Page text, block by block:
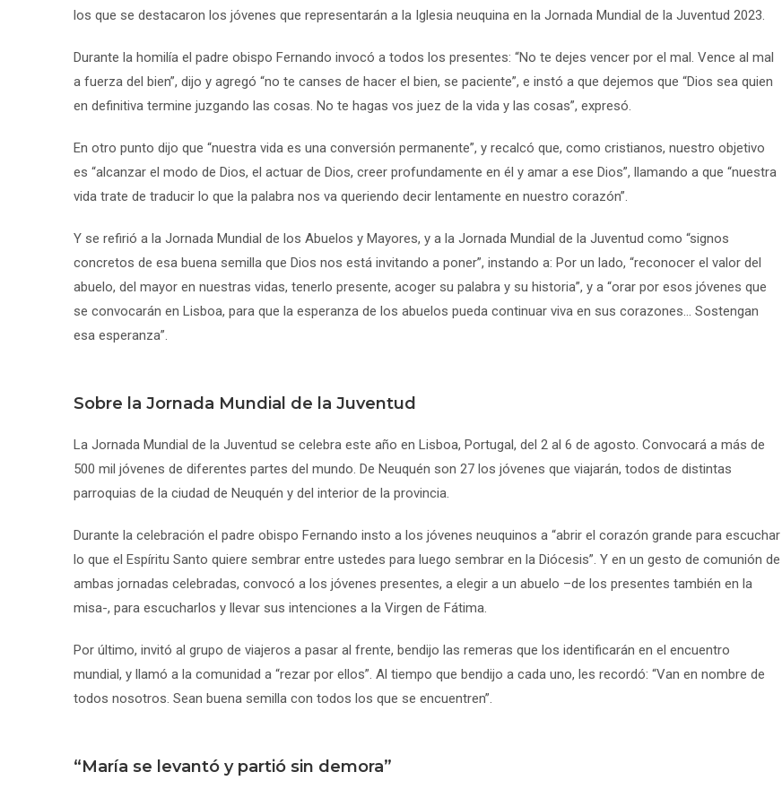
los que se destacaron los jóvenes que representarán a la Iglesia neuquina en la Jornada Mundial de la Juventud 2023.
Durante la homilía el padre obispo Fernando invocó a todos los presentes: “No te dejes vencer por el mal. Vence al mal
a fuerza del bien”, dijo y agregó “no te canses de hacer el bien, se paciente”, e instó a que dejemos que “Dios sea quien
en definitiva termine juzgando las cosas. No te hagas vos juez de la vida y las cosas”, expresó.
En otro punto dijo que “nuestra vida es una conversión permanente”, y recalcó que, como cristianos, nuestro objetivo
es “alcanzar el modo de Dios, el actuar de Dios, creer profundamente en él y amar a ese Dios”, llamando a que “nuestra
vida trate de traducir lo que la palabra nos va queriendo decir lentamente en nuestro corazón”.
Y se refirió a la Jornada Mundial de los Abuelos y Mayores, y a la Jornada Mundial de la Juventud como “signos
concretos de esa buena semilla que Dios nos está invitando a poner”, instando a: Por un lado, “reconocer el valor del
abuelo, del mayor en nuestras vidas, tenerlo presente, acoger su palabra y su historia”, y a “orar por esos jóvenes que
se convocarán en Lisboa, para que la esperanza de los abuelos pueda continuar viva en sus corazones… Sostengan
esa esperanza”.
Sobre la Jornada Mundial de la Juventud
La Jornada Mundial de la Juventud se celebra este año en Lisboa, Portugal, del 2 al 6 de agosto. Convocará a más de
500 mil jóvenes de diferentes partes del mundo. De Neuquén son 27 los jóvenes que viajarán, todos de distintas
parroquias de la ciudad de Neuquén y del interior de la provincia.
Durante la celebración el padre obispo Fernando insto a los jóvenes neuquinos a “abrir el corazón grande para escuchar
lo que el Espíritu Santo quiere sembrar entre ustedes para luego sembrar en la Diócesis”. Y en un gesto de comunión de
ambas jornadas celebradas, convocó a los jóvenes presentes, a elegir a un abuelo –de los presentes también en la
misa-, para escucharlos y llevar sus intenciones a la Virgen de Fátima.
Por último, invitó al grupo de viajeros a pasar al frente, bendijo las remeras que los identificarán en el encuentro
mundial, y llamó a la comunidad a “rezar por ellos”. Al tiempo que bendijo a cada uno, les recordó: “Van en nombre de
todos nosotros. Sean buena semilla con todos los que se encuentren”.
“María se levantó y partió sin demora”